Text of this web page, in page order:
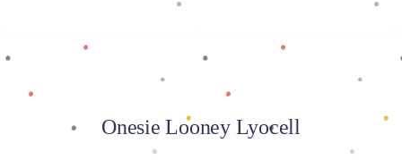
Onesie Looney Lyocell